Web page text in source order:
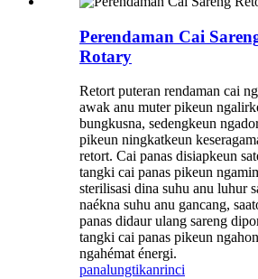
Perendaman Cai
Rotary
Retort puteran rendaman cai
awak anu muter pikeun
bungkusna, sedengkeun
pikeun ningkatkeun
retort. Cai panas disiapkeun
tangki cai panas pikeun
sterilisasi dina suhu anu luhur
naékna suhu anu gancang,
panas didaur ulang sareng
tangki cai panas pikeun
ngahémat énergi.
panalungtikanrinci